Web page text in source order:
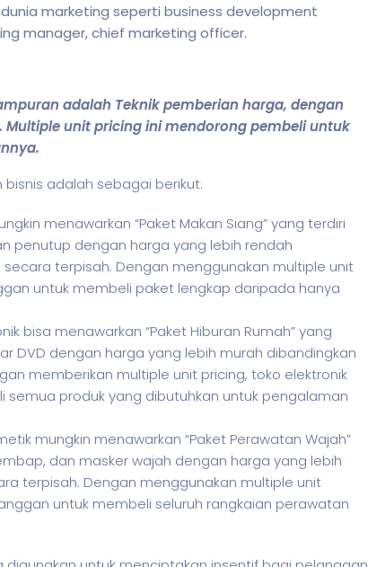
marketing seperti business development
manager, chief marketing officer.
adalah Teknik pemberian harga, dengan
unit pricing ini mendorong pembeli untuk
bisnis adalah sebagai berikut:
menawarkan “Paket Makan Siang” yang terdiri
penutup dengan harga yang lebih rendah
terpisah. Dengan menggunakan multiple unit
untuk membeli paket lengkap daripada hanya
bisa menawarkan “Paket Hiburan Rumah” yang
DVD dengan harga yang lebih murah dibandingkan
memberikan multiple unit pricing, toko elektronik
produk yang dibutuhkan untuk pengalaman
mungkin menawarkan “Paket Perawatan Wajah”
dan masker wajah dengan harga yang lebih
terpisah. Dengan menggunakan multiple unit
untuk membeli seluruh rangkaian perawatan